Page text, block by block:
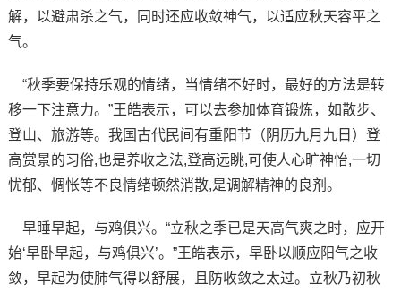
解，以避肃杀之气，同时还应收敛神气，以适应秋天容平之
气。
“秋季要保持乐观的情绪，当情绪不好时，最好的方法是转
移一下注意力。”王皓表示，可以去参加体育锻炼，如散步、
登山、旅游等。我国古代民间有重阳节（阴历九月九日）登
高赏景的习俗,也是养收之法,登高远眺,可使人心旷神怡,一切
忧郁、惆怅等不良情绪顿然消散,是调解精神的良剂。
早睡早起，与鸡俱兴。“立秋之季已是天高气爽之时，应开
始‘早卧早起，与鸡俱兴’。”王皓表示，早卧以顺应阳气之收
敛，早起为使肺气得以舒展，且防收敛之太过。立秋乃初秋